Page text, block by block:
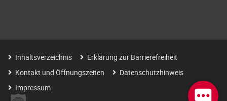
Inhaltsverzeichnis
Erklärung zur Barrierefreiheit
Kontakt und Öffnungszeiten
Datenschutzhinweis
Impressum